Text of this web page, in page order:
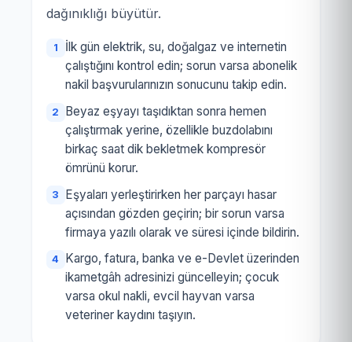
dağınıklığı büyütür.
İlk gün elektrik, su, doğalgaz ve internetin
çalıştığını kontrol edin; sorun varsa abonelik
nakil başvurularınızın sonucunu takip edin.
Beyaz eşyayı taşıdıktan sonra hemen
çalıştırmak yerine, özellikle buzdolabını
birkaç saat dik bekletmek kompresör
ömrünü korur.
Eşyaları yerleştirirken her parçayı hasar
açısından gözden geçirin; bir sorun varsa
firmaya yazılı olarak ve süresi içinde bildirin.
Kargo, fatura, banka ve e-Devlet üzerinden
ikametgâh adresinizi güncelleyin; çocuk
varsa okul nakli, evcil hayvan varsa
veteriner kaydını taşıyın.